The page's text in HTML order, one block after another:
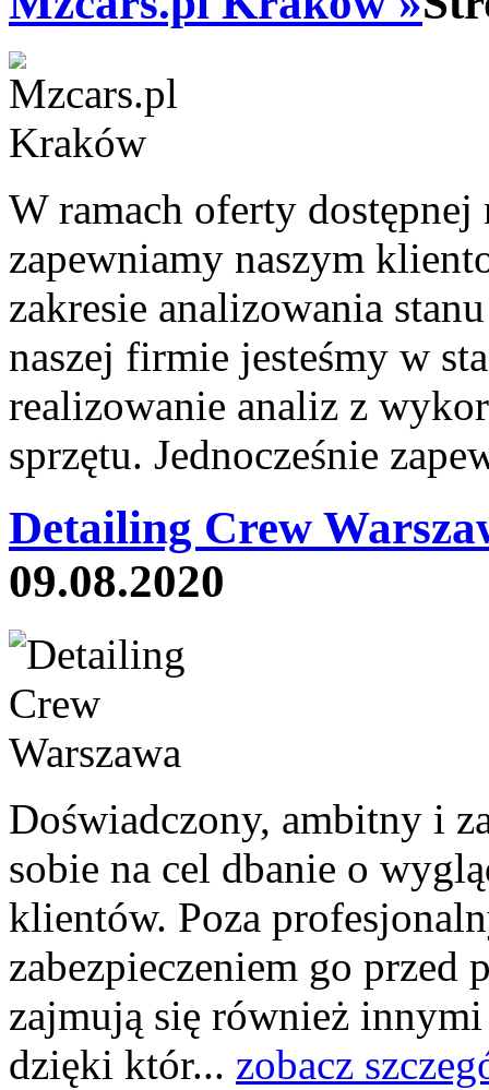
W ramach oferty
zapewniamy naszym
zakresie analizowania
naszej firmie jesteśmy w
realizowanie analiz z
sprzętu. Jednocześnie
Detailing Crew
09.08.2020
Doświadczony, ambitny i
sobie na cel dbanie o
klientów. Poza
zabezpieczeniem go
zajmują się również
dzięki któr... zobacz